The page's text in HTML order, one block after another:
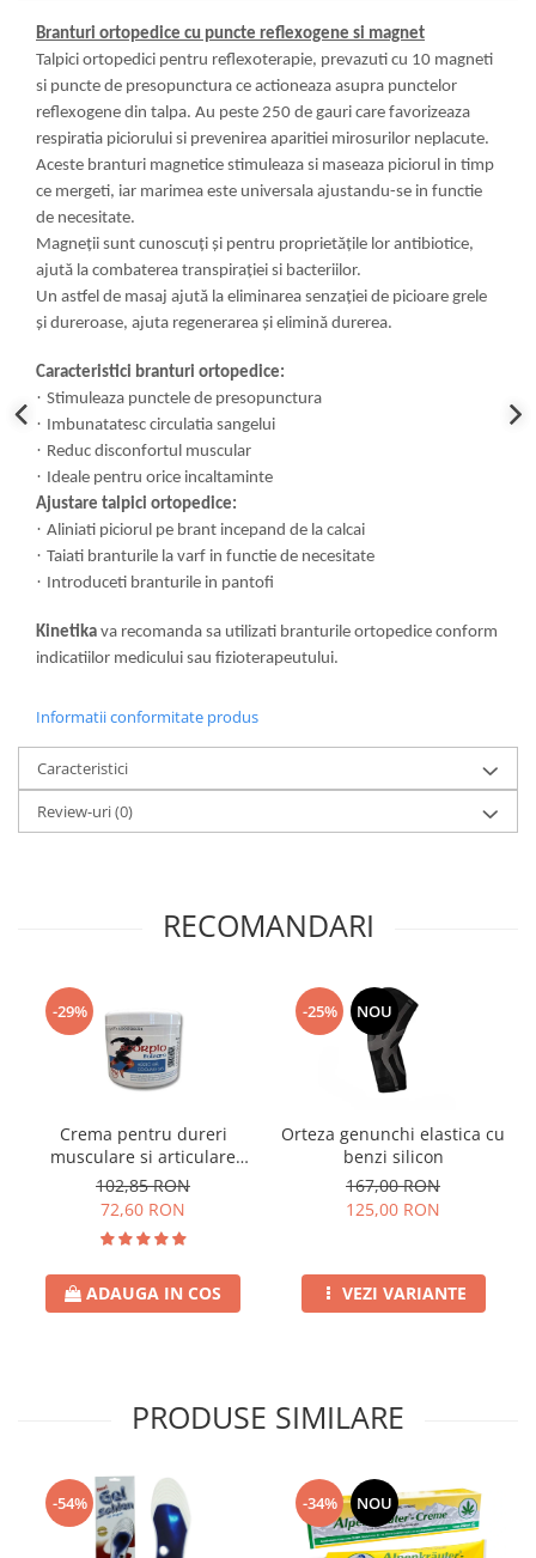
Branturi ortopedice cu puncte reflexogene si magnet
Talpici ortopedici pentru reflexoterapie, prevazuti cu 10 magneti
si puncte de presopunctura ce actioneaza asupra punctelor
reflexogene din talpa. Au peste 250 de gauri care favorizeaza
respiratia piciorului si prevenirea aparitiei mirosurilor neplacute.
Aceste branturi magnetice stimuleaza si maseaza piciorul in timp
ce mergeti, iar marimea este universala ajustandu-se in functie
de necesitate.
Magneții sunt cunoscuți și pentru proprietățile lor antibiotice,
ajută la combaterea transpirației si bacteriilor.
Un astfel de masaj ajută la eliminarea senzației de picioare grele
și dureroase, ajuta regenerarea și elimină durerea.
Caracteristici branturi ortopedice:
· Stimuleaza punctele de presopunctura
· Imbunatatesc circulatia sangelui
· Reduc disconfortul muscular
· Ideale pentru orice incaltaminte
Ajustare talpici ortopedice:
· Aliniati piciorul pe brant incepand de la calcai
· Taiati branturile la varf in functie de necesitate
· Introduceti branturile in pantofi
Kinetika va recomanda sa utilizati branturile ortopedice conform
indicatiilor medicului sau fizioterapeutului.
Informatii conformitate produs
Caracteristici
Review-uri(0)
RECOMANDARI
-29%
Crema pentru dureri
musculare si articulare
Scorpio 500 ml
102,85 RON
72,60 RON
ADAUGA IN COS
-25% NOU
Orteza genunchi elastica cu
benzi silicon
167,00 RON
125,00 RON
VEZI VARIANTE
PRODUSE SIMILARE
-54% -34% NOU